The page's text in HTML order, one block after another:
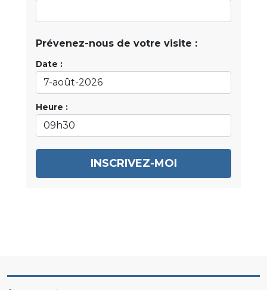
Prévenez-nous de votre visite :
Date :
Heure :
INSCRIVEZ-MOI